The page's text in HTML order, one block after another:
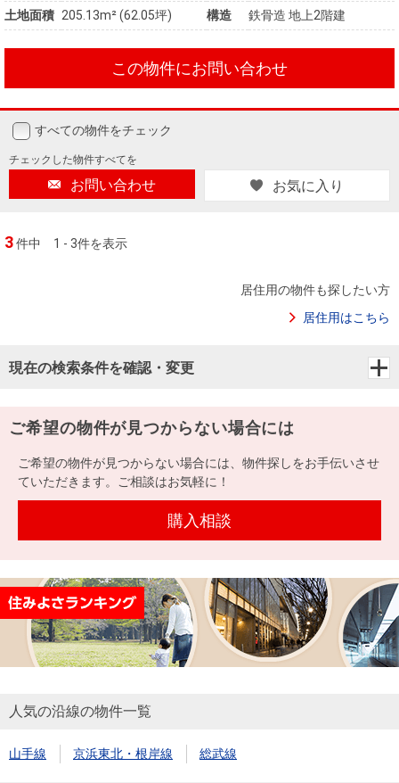
土地面積 205.13m² (62.05坪) 構造 鉄骨造 地上2階建
この物件にお問い合わせ
すべての物件をチェック
チェックした物件すべてを
お問い合わせ お気に入り
3件中 1 - 3件を表示
居住用の物件も探したい方
居住用はこちら
現在の検索条件を確認・変更
ご希望の物件が見つからない場合には
ご希望の物件が見つからない場合には、物件探しをお手伝いさせ
ていただきます。ご相談はお気軽に！
購入相談
人気の沿線の物件一覧
山手線 京浜東北・根岸線 総武線